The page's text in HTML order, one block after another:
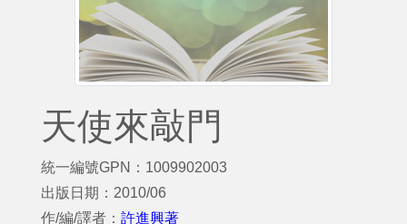
天使來敲門
統一編號GPN：1009902003
出版日期：2010/06
作/編/譯者： 許進興著